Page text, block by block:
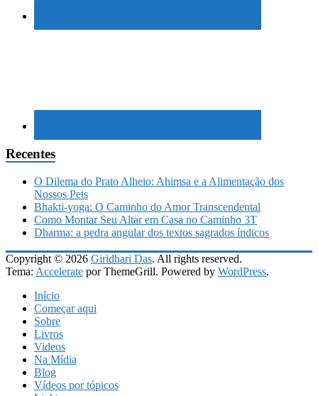
Recentes
O Dilema do Prato Alheio: Ahimsa e a Alimentação dos
Nossos Pets
Bhakti-yoga: O Caminho do Amor Transcendental
Como Montar Seu Altar em Casa no Caminho 3T
Dharma: a pedra angular dos textos sagrados índicos
Copyright © 2026 Giridhari Das. All rights reserved.
Tema: Accelerate por ThemeGrill. Powered by WordPress.
Início
Começar aqui
Sobre
Livros
Videos
Na Mídia
Blog
Vídeos por tópicos